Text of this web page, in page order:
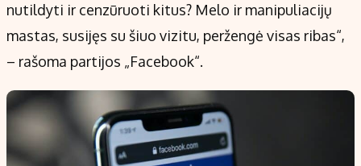
nutildyti ir cenzūruoti kitus? Melo ir manipuliacijų
mastas, susijęs su šiuo vizitu, peržengė visas ribas“,
– rašoma partijos „Facebook“.